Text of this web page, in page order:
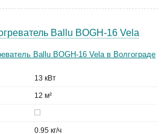
Ballu BOGH-16 Vela
13 кВт
12 м²
0.95 кг/ч